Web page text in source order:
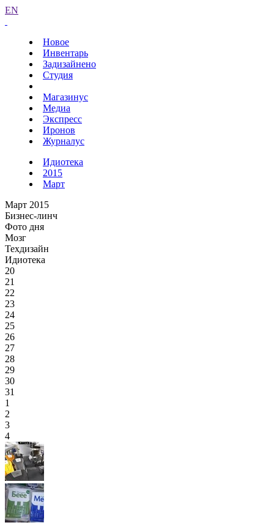
EN
Новое
Инвентарь
Задизайнено
Студия
Магазинус
Медиа
Экспресс
Иронов
Журналус
Идиотека
2015
Март
Март 2015
Бизнес-линч
Фото дня
Мозг
Техдизайн
Идиотека
20
21
22
23
24
25
26
27
28
29
30
31
1
2
3
4